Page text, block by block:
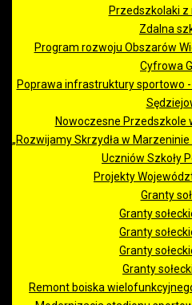
Przedszkolaki z
Zdalna
Program rozwoju Obszarów
Cyfrowa
Poprawa infrastruktury sportowo
Nowoczesne Przedszkole
„Rozwijamy Skrzydła w
Uczniów Szkoły
Projekty
Granty
Granty
Granty
Granty
Granty
Remont boiska